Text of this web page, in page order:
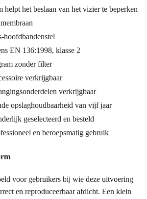
helpt het beslaan van het vizier te beperken
hoofdbandenstel
EN 136:1998, klasse 2
zonder filter
verkrijgbaar
verkrijgbaar
opslaghoudbaarheid van vijf jaar
geselecteerd en besteld
en beroepsmatig gebruik
voor gebruikers bij wie deze uitvoering
en reproduceerbaar afdicht. Een klein